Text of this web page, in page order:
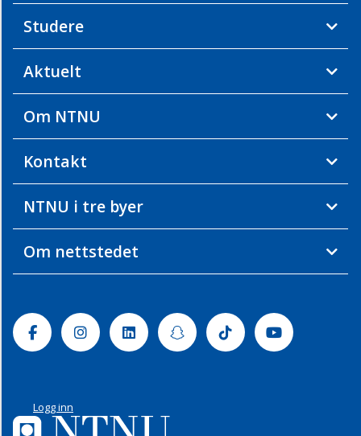
Studere
Aktuelt
Om NTNU
Kontakt
NTNU i tre byer
Om nettstedet
FacebookInstagramLinkedinSnapchatTiktok Youtube
Logg inn